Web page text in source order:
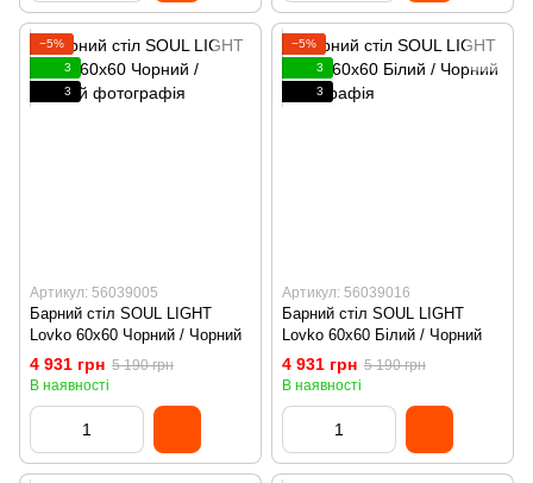
−5%
3
3
Артикул: 56039005
Барний стіл SOUL LIGHT
Lovko 60x60 Чорний / Чорний
4 931 грн 5 190 грн
В наявності
−5%
3
3
Артикул: 56039016
Барний стіл SOUL LIGHT
Lovko 60x60 Білий / Чорний
4 931 грн 5 190 грн
В наявності